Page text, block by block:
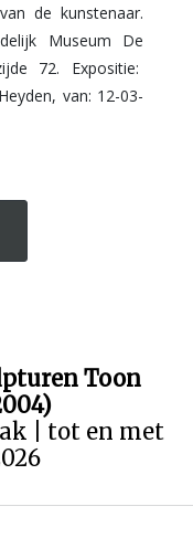
de kunstenaar.
Museum De
72. Expositie:
van: 12-03-
Toon
| tot en met